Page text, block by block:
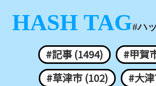
HASH TAG#ハ
#記事 (1494)
#甲賀
#草津市 (102)
#大